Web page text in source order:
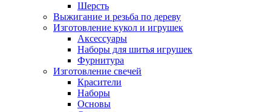
Шерсть
Выжигание и резьба по дереву
Изготовление кукол и игрушек
Аксессуары
Наборы для шитья игрушек
Фурнитура
Изготовление свечей
Красители
Наборы
Основы